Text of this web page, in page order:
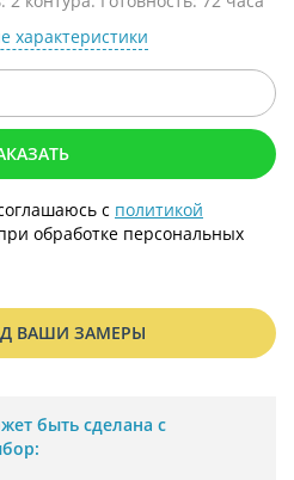
характеристики
с политикой
обработке персональных
ВАШИ ЗАМЕРЫ
быть сделана с